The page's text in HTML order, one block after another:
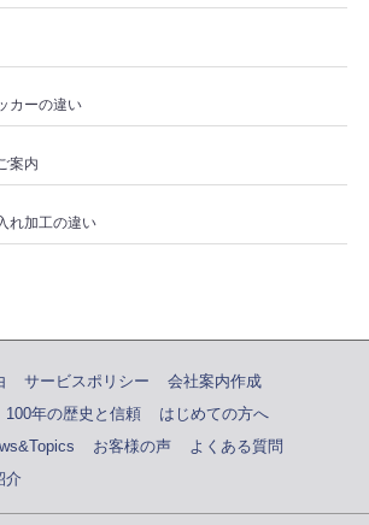
カーの違い
案内
れ加工の違い
サービスポリシー
会社案内作成
100年の歴史と信頼
はじめての方へ
お客様の声
よくある質問
介